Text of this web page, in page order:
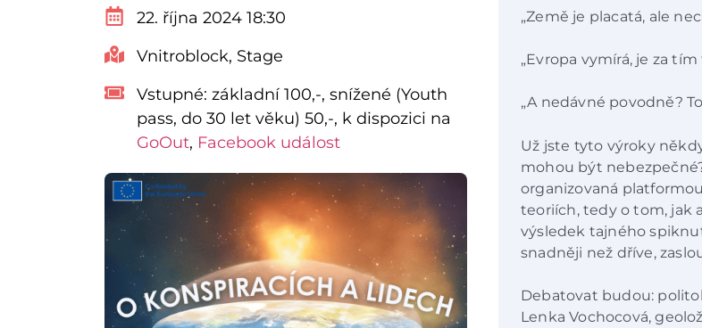
22. října 2024 18:30
Vnitroblock, Stage
Vstupné: základní 100,-, snížené (Youth
pass, do 30 let věku) 50,-, k dispozici na
GoOut, Facebook událost
„Země je placatá, ale
„Evropa vymírá, je za tím
„A nedávné povodně?
Už jste tyto výroky
mohou být
organizovaná
teoriích, tedy o tom, jak
výsledek tajného
snadněji než dříve,
Debatovat budou:
Lenka Vochocová,